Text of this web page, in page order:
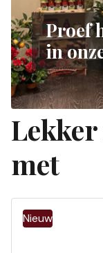
Proef
in
met